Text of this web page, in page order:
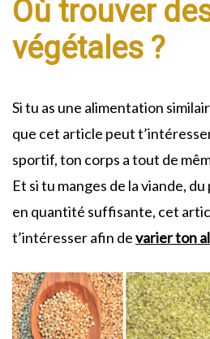
Où trouver
végétales ?
Si tu as une alimentation
que cet article peut
sportif, ton corps a tout de
Et si tu manges de la viande,
en quantité suffisante, cet
t’intéresser afin devarier ton